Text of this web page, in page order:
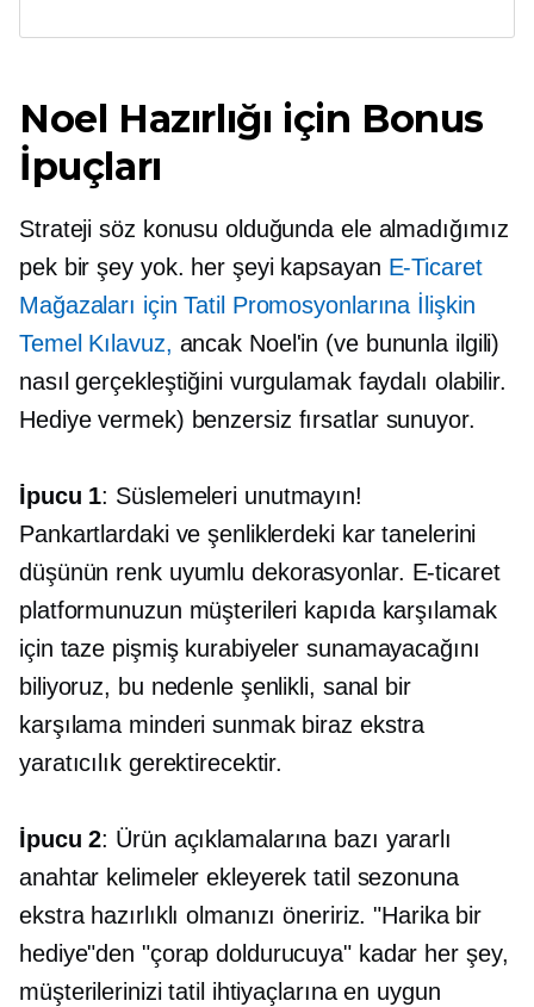
Noel Hazırlığı için Bonus
İpuçları
Strateji söz konusu olduğunda ele almadığımız
pek bir şey yok. her şeyi kapsayan E-Ticaret
Mağazaları için Tatil Promosyonlarına İlişkin
Temel Kılavuz, ancak Noel'in (ve bununla ilgili)
nasıl gerçekleştiğini vurgulamak faydalı olabilir.
Hediye vermek) benzersiz fırsatlar sunuyor.
İpucu 1: Süslemeleri unutmayın!
Pankartlardaki ve şenliklerdeki kar tanelerini
düşünün renk uyumlu dekorasyonlar. E-ticaret
platformunuzun müşterileri kapıda karşılamak
için taze pişmiş kurabiyeler sunamayacağını
biliyoruz, bu nedenle şenlikli, sanal bir
karşılama minderi sunmak biraz ekstra
yaratıcılık gerektirecektir.
İpucu 2: Ürün açıklamalarına bazı yararlı
anahtar kelimeler ekleyerek tatil sezonuna
ekstra hazırlıklı olmanızı öneririz. "Harika bir
hediye"den "çorap doldurucuya" kadar her şey,
müşterilerinizi tatil ihtiyaçlarına en uygun